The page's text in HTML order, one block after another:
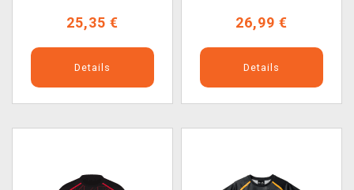
25,35 €
Details
26,99 €
Details